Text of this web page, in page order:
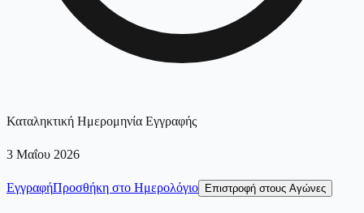
Καταληκτική Ημερομηνία Εγγραφής
3 Μαΐου 2026
ΕγγραφήΠροσθήκη στο Ημερολόγιο Επιστροφή στους Αγώνες